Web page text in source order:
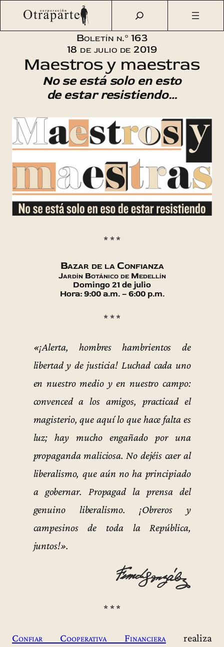
Saltar
Otraparte.org /Corporación Boletín/
Boletín n.º 163 –
Maestros y maestras
Boletín n.º 163
18 de julio de 2019
Maestros y maestras
No se está solo en esto
de estar resistiendo…
* * *
Bazar de la Confianza
Jardín Botánico de Medellín
Domingo 21 de julio
Hora: 9:00 a.m. – 6:00 p.m.
* * *
«¡Alerta, hombres hambrientos de
libertad y de justicia! Luchad cada uno
en nuestro medio y en nuestro campo:
convenced a los amigos, practicad el
magisterio, que aquí lo que hace falta es
luz; hay mucho engañado por una
propaganda maliciosa. No dejéis caer al
liberalismo, que aún no ha principiado
a gobernar. Propagad la prensa del
genuino liberalismo. ¡Obreros y
campesinos de toda la República,
juntos!».
* * *
Confiar Cooperativa Financiera realiza